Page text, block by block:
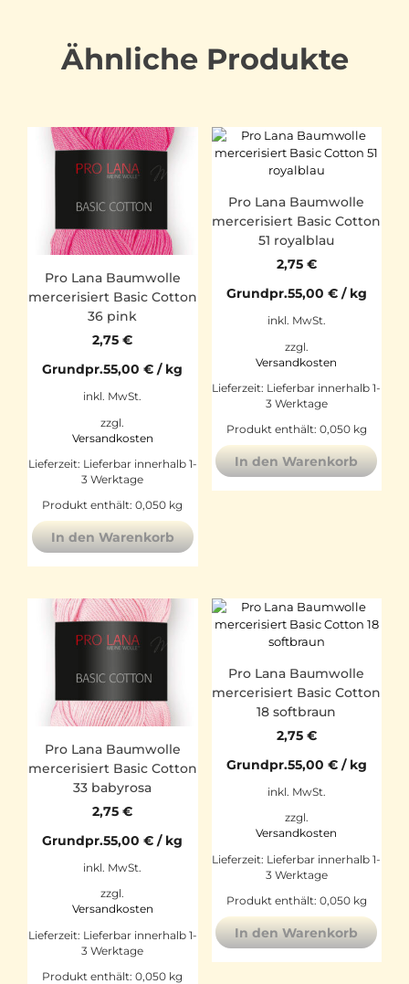
Ähnliche Produkte
Pro Lana Baumwolle
mercerisiert Basic Cotton
36 pink
2,75€
Grundpr.55,00€ / kg
inkl. MwSt.
zzgl.
Versandkosten
Lieferzeit: Lieferbar innerhalb 1-
3 Werktage
Produkt enthält: 0,050 kg
In den Warenkorb
Pro Lana Baumwolle
mercerisiert Basic Cotton
51 royalblau
2,75 €
Grundpr.55,00 €/ kg
inkl. MwSt.
zzgl.
Versandkosten
Lieferzeit: Lieferbar innerhalb 1-
3 Werktage
Produkt enthält: 0,050 kg
In den Warenkorb
Pro Lana Baumwolle
mercerisiert Basic Cotton
33 babyrosa
2,75€
Grundpr.55,00€ / kg
inkl. MwSt.
zzgl.
Versandkosten
Lieferzeit: Lieferbar innerhalb 1-
3 Werktage
Produkt enthält: 0,050 kg
Pro Lana Baumwolle
mercerisiert Basic Cotton
18 softbraun
2,75 €
Grundpr.55,00 €/ kg
inkl. MwSt.
zzgl.
Versandkosten
Lieferzeit: Lieferbar innerhalb 1-
3 Werktage
Produkt enthält: 0,050 kg
In den Warenkorb